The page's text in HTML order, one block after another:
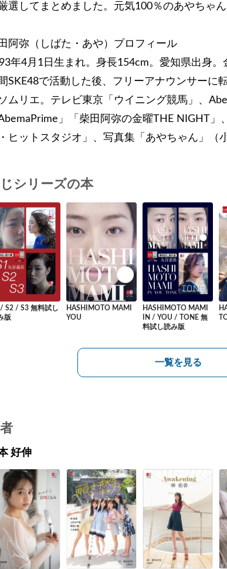
選してまとめました。元気100％のあやちゃ
阿弥（しばた・あや）プロフィール
年4月1日生まれ。身長154cm。愛知県出身
SKE48で活動した後、フリーアナウンサーに
ムリエ。テレビ東京「ウイニング競馬」、
AbemaPrime」「柴田阿弥の金曜THE NIGHT
ヒットスタジオ」、写真集「あやちゃん」（
じシリーズの本
S2 / S3 無料試し
版
HASHIMOTO MAMI
YOU
HASHIMOTO MAMI
IN / YOU / TONE 無
料試し読み版
一覧を見る
好伸